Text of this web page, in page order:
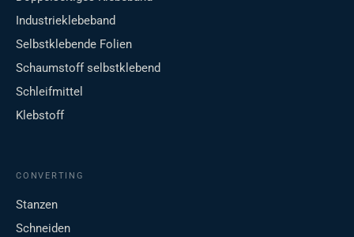
Industrieklebeband
Selbstklebende Folien
Schaumstoff selbstklebend
Schleifmittel
Klebstoff
CONVERTING
Stanzen
Schneiden